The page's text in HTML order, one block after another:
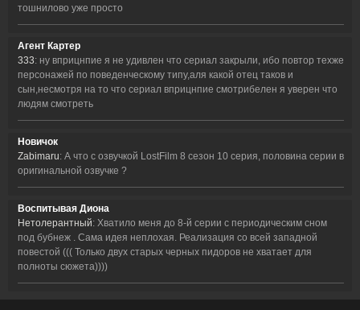
тошнилово уже просто
Агент Картер
333: ну вприцнпие я не удивлен что сериал закрыли, ибо повтор техже
персонажей по поведенческому типу,аля какой отец таков и
сын,несмотря на то что сериал вприцнпие смотрибелен я уверен что
людям смотреть
Новичок
Zabimaru: А что с озвучкой LostFilm 8 сезон 10 серия, половина серии в
оригинальной озвучке ?
Воспитывая Диона
Нетолерантный: Хватило меня до 8-й серии с периодическим сном
под бубнеж . Сама идея неплохая. Реализация со всей западной
повестой ((( Только двух старых черных пидоров не хватает для
полноты сюжета))))